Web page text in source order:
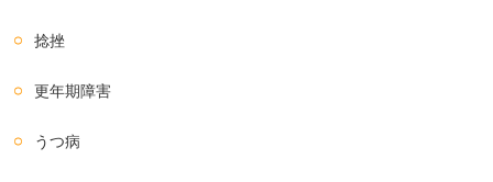
捻挫
更年期障害
うつ病